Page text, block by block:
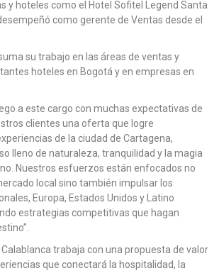
y hoteles como el Hotel Sofitel Legend Santa
como gerente de Ventas desde el
su trabajo en las áreas de ventas y
hoteles en Bogotá y en empresas en
a este cargo con muchas expectativas de
clientes una oferta que logre
de la ciudad de Cartagena,
lleno de naturaleza, tranquilidad y la magia
Nuestros esfuerzos están enfocados no
local sino también impulsar los
Europa, Estados Unidos y Latino
estrategias competitivas que hagan
trabaja con una propuesta de valor
que conectará la hospitalidad, la